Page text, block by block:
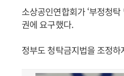
소상공인연합회가 ‘부정청
권에 요구했다.
정부도 청탁금지법을 조정